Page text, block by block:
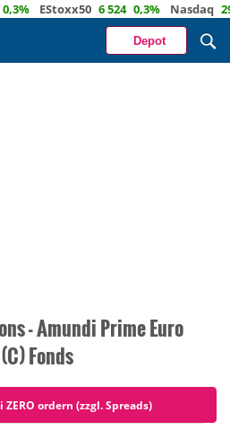
EStoxx50 6 524 0,3% Nasdaq 29
Depot
- Amundi Prime Euro
Fonds
ordern (zzgl. Spreads)